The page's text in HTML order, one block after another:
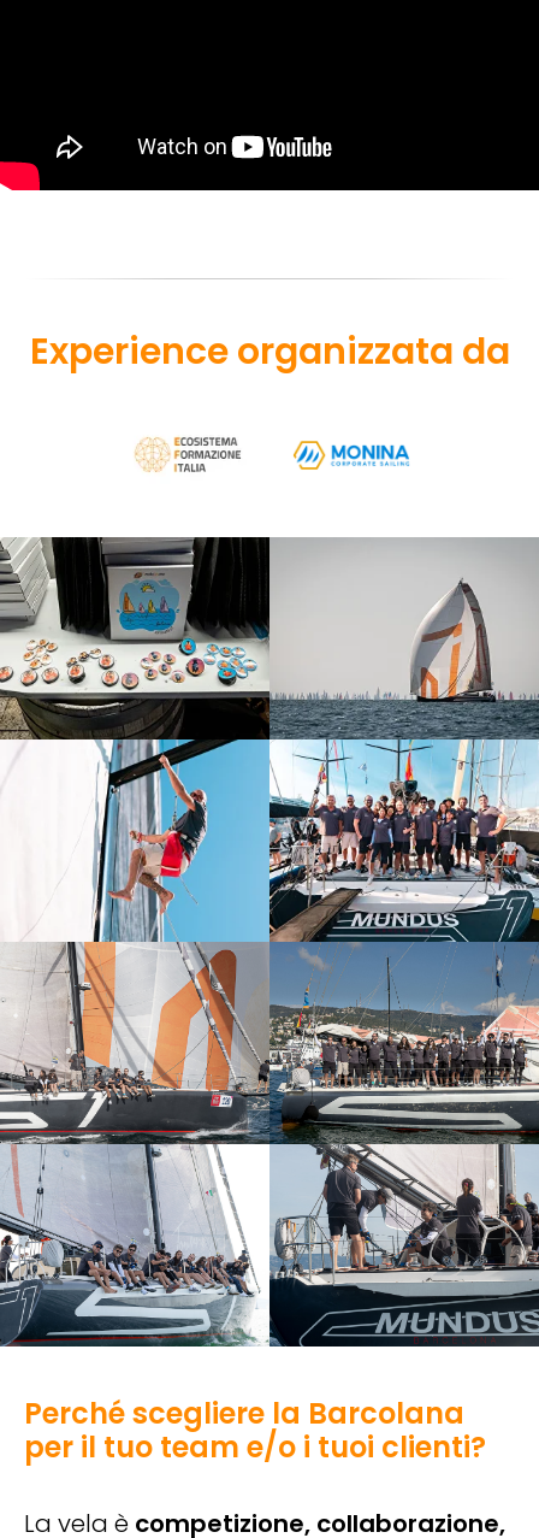
Experience organizzata da
Perché scegliere la Barcolana
per il tuo team e/o i tuoi clienti?
La vela è competizione, collaborazione,